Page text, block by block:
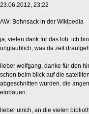
23.06.2012, 23:22
AW: Bohnsack in der Wikipedia
ja, vielen dank für das lob. ich
unglaublich, was da zeit
lieber wolfgang, danke für den
schon beim blick auf die
abgeschnitten wurden. die
einbauen.
lieber ulrich, an die vielen